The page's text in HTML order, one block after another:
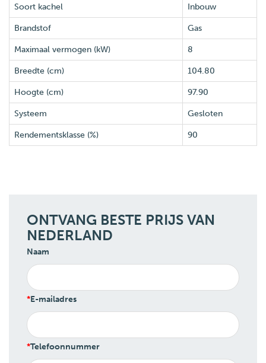
Soort kachel Inbouw
Brandstof Gas
Maximaal vermogen (kW) 8
Breedte (cm) 104.80
Hoogte (cm) 97.90
Systeem Gesloten
Rendementsklasse (%) 90
ONTVANG BESTE PRIJS VAN
NEDERLAND
Naam
E-mailadres
Telefoonnummer